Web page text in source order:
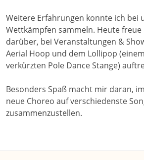
Weitere Erfahrungen konnte ich bei
Wettkämpfen sammeln. Heute
darüber, bei Veranstaltungen &
Aerial Hoop und dem Lollipop
verkürzten Pole Dance Stange)
Besonders Spaß macht mir daran,
neue Choreo auf verschiedenste
zusammenzustellen.